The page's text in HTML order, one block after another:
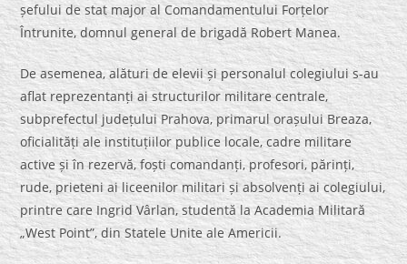
șefului de stat major al Comandamentului Forțelor
Întrunite, domnul general de brigadă Robert Manea.
De asemenea, alături de elevii și personalul colegiului s-au
aflat reprezentanți ai structurilor militare centrale,
subprefectul județului Prahova, primarul orașului Breaza,
oficialități ale instituțiilor publice locale, cadre militare
active și în rezervă, foști comandanți, profesori, părinți,
rude, prieteni ai liceenilor militari și absolvenți ai colegiului,
printre care Ingrid Vârlan, studentă la Academia Militară
„West Point”, din Statele Unite ale Americii.